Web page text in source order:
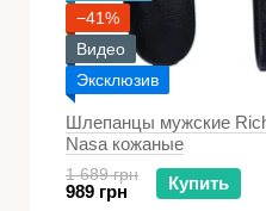
−41%
Видео
Эксклюзив
Шлепанцы мужские
Nasa кожаные
1 689 грн
989 грн Купить